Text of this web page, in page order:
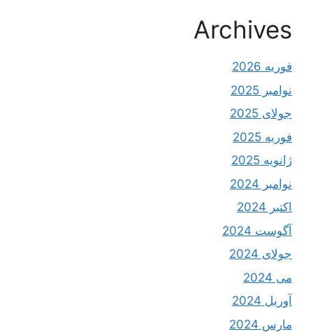
Archives
فوریه 2026
نوامبر 2025
جولای 2025
فوریه 2025
ژانویه 2025
نوامبر 2024
اکتبر 2024
آگوست 2024
جولای 2024
می 2024
آوریل 2024
مارس 2024